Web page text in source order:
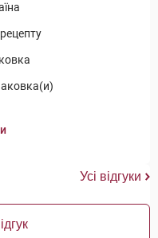
Усі відгуки